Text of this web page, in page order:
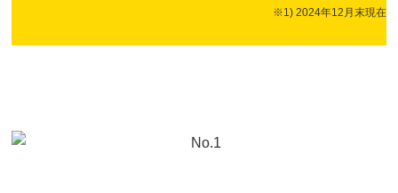
※1) 2024年12月末現在